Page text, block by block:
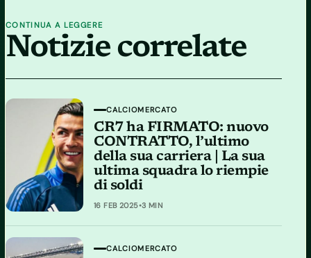
CONTINUA A LEGGERE
Notizie correlate
CALCIOMERCATO
CR7 ha FIRMATO: nuovo
CONTRATTO, l’ultimo
della sua carriera | La sua
ultima squadra lo riempie
di soldi
16 FEB 2025•3 MIN
CALCIOMERCATO